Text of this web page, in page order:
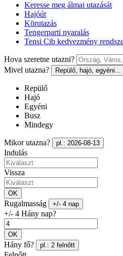
Keresse meg álmai utazását
Hajóút
Körutazás
Tengerparti nyaralás
Tensi Cib kedvezmény
Hova szeretne utazni?
Mivel utazna?
Repülő, hajó, egyéni...
Repülő
Hajó
Egyéni
Busz
Mindegy
Mikor utazna? pl.: 2026-08-13
Indulás
Vissza
OK
Rugalmasság +/- 4 nap
+/- 4 Hány nap?
OK
Hány fő? pl.: 2 felnőtt